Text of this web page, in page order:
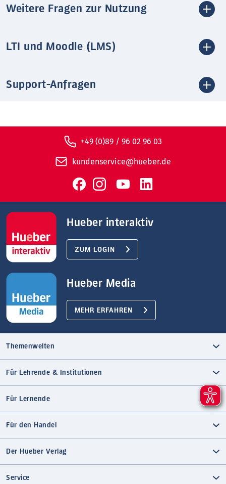
Weitere Fragen zur Nutzung
LTI und Moodle (LMS)
Support-Anfragen
+49 (0)89 / 96 02 96 03
kundenservice@hueber.de
Hueber interaktiv
ZUM LOGIN
Hueber Media
MEHR ERFAHREN
Themenwelten
Für Lehrende & Institutionen
Für Lernende
Für den Handel
Der Hueber Verlag
Service